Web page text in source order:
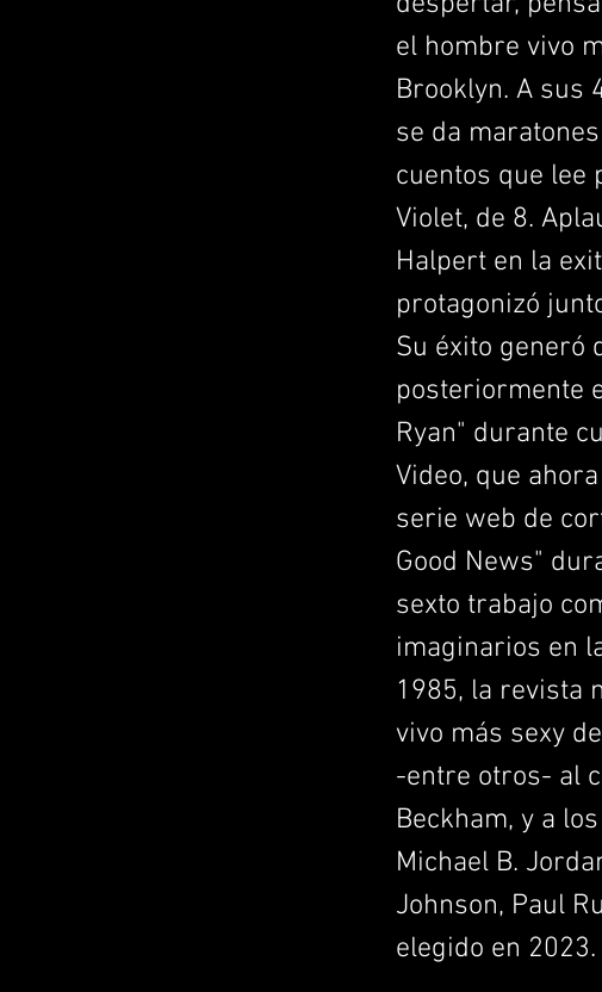
el hombre vivo
Brooklyn. A sus
se da
cuentos que lee
Violet, de 8.
Halpert en la
protagonizó
Su éxito generó
posteriormente
Ryan" durante
Video, que
serie web de
Good News"
sexto trabajo
imaginarios en
1985, la revista
vivo más sexy
-entre otros- al
Beckham, y a
Michael B.
Johnson, Paul
elegido en 2023.